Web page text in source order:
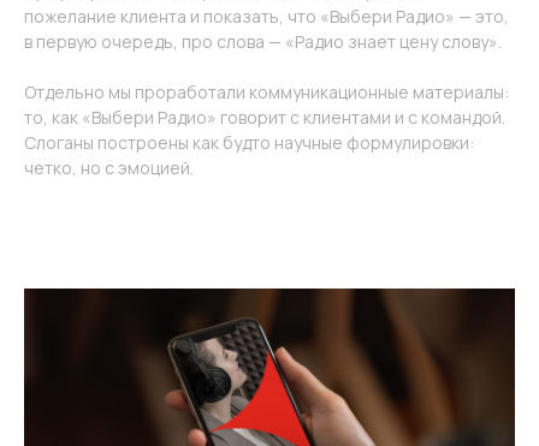
пожелание клиента и показать, что «Выбери Радио» — это,
в первую очередь, про слова — «Радио знает цену слову».
Отдельно мы проработали коммуникационные материалы:
то, как «Выбери Радио» говорит с клиентами и с командой.
Слоганы построены как будто научные формулировки:
четко, но с эмоцией.